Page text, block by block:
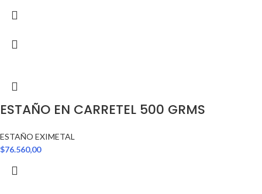
ESTAÑO EN CARRETEL 500 GRMS
ESTAÑO EXIMETAL
$76.560,00